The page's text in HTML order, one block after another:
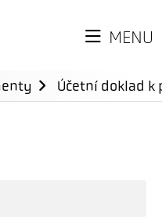
MENU
Účetní doklad